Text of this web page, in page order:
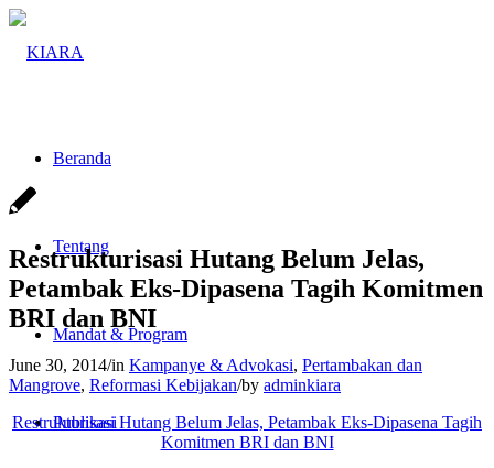
Beranda
Tentang
Mandat & Program
Publikasi
Restrukturisasi Hutang Belum Jelas,
Petambak Eks-Dipasena Tagih Komitmen
BRI dan BNI
June 30, 2014/in Kampanye & Advokasi, Pertambakan dan
Mangrove, Reformasi Kebijakan/by adminkiara
Restrukturisasi Hutang Belum Jelas, Petambak Eks-Dipasena Tagih
Komitmen BRI dan BNI